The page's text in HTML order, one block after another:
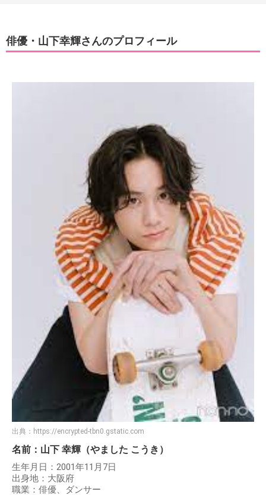
俳優・山下幸輝さんのプロフィール
出典： https://encrypted-tbn0.gstatic.com
名前：山下 幸輝（やました こうき）
生年月日：2001年11月7日
出身地：大阪府
職業：俳優、ダンサー